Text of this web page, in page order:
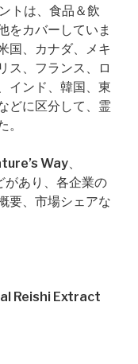
トは、食品＆飲
をカバーしていま
国、カナダ、メキ
ス、フランス、ロ
インド、韓国、東
どに区分して、霊
Way、
あり、各企業の
要、市場シェアな
Reishi Extract